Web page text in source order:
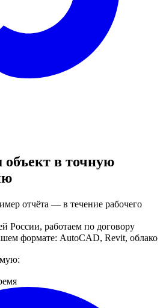
в точную
отчёта — в течение рабочего
России, работаем по договору
формате: AutoCAD, Revit, облако